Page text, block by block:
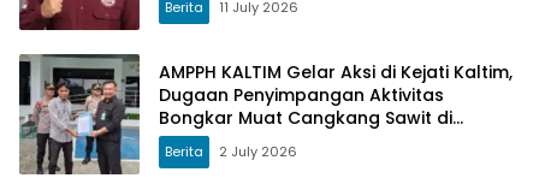
Berita 11 July 2026
AMPPH KALTIM Gelar Aksi di Kejati Kaltim,
Dugaan Penyimpangan Aktivitas
Bongkar Muat Cangkang Sawit di
Logpond Tubaan
Berita 2 July 2026